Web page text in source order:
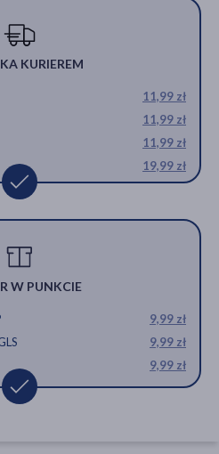
KURIEREM
11,99 zł
11,99 zł
11,99 zł
19,99 zł
W PUNKCIE
9,99 zł
9,99 zł
9,99 zł